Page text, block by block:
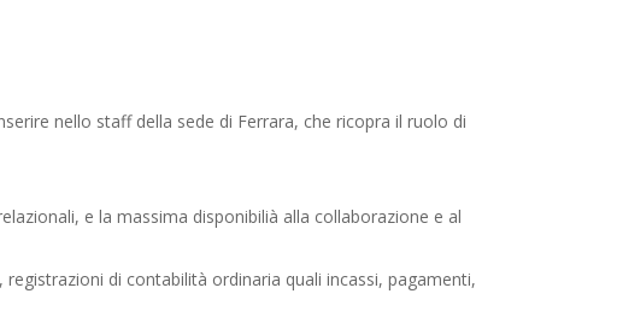
nello staff della sede di Ferrara, che ricopra il ruolo di
e la massima disponibilià alla collaborazione e al
di contabilità ordinaria quali incassi, pagamenti,